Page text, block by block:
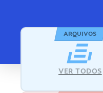
ARQUIVOS
VER TODOS